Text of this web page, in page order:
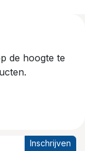
de hoogte te
Inschrijven